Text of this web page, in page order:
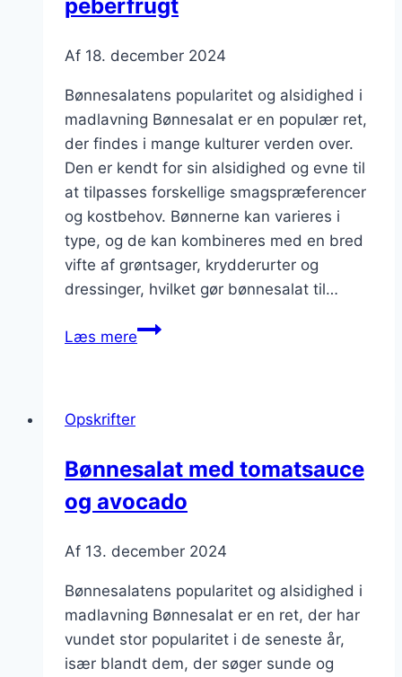
peberfrugt
Af 18. december 2024
Bønnesalatens popularitet og alsidighed i
madlavning Bønnesalat er en populær ret,
der findes i mange kulturer verden over.
Den er kendt for sin alsidighed og evne til
at tilpasses forskellige smagspræferencer
og kostbehov. Bønnerne kan varieres i
type, og de kan kombineres med en bred
vifte af grøntsager, krydderurter og
dressinger, hvilket gør bønnesalat til…
Læs mereBønnesalat
Opskrifter
Bønnesalat med tomatsauce
og avocado
Af 13. december 2024
Bønnesalatens popularitet og alsidighed i
madlavning Bønnesalat er en ret, der har
vundet stor popularitet i de seneste år,
især blandt dem, der søger sunde og